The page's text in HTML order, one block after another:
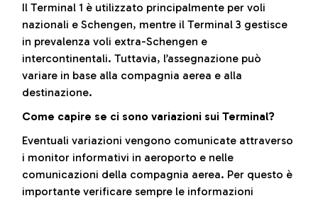
Il Terminal 1 è utilizzato principalmente per voli
nazionali e Schengen, mentre il Terminal 3 gestisce
in prevalenza voli extra-Schengen e
intercontinentali. Tuttavia, l’assegnazione può
variare in base alla compagnia aerea e alla
destinazione.
Come capire se ci sono variazioni sui Terminal?
Eventuali variazioni vengono comunicate attraverso
i monitor informativi in aeroporto e nelle
comunicazioni della compagnia aerea. Per questo è
importante verificare sempre le informazioni